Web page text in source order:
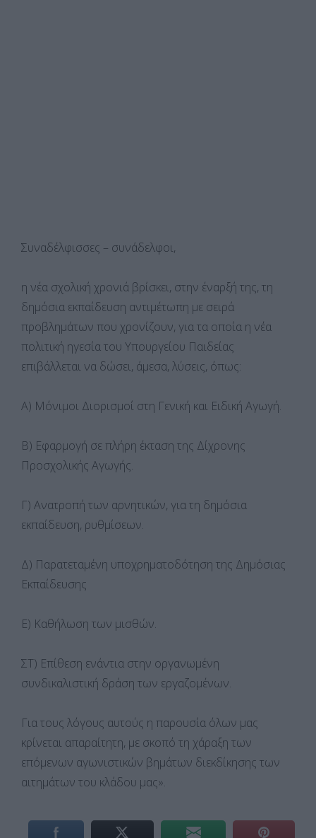
Συναδέλφισσες – συνάδελφοι,
η νέα σχολική χρονιά βρίσκει, στην έναρξή της, τη
δημόσια εκπαίδευση αντιμέτωπη με σειρά
προβλημάτων που χρονίζουν, για τα οποία η νέα
πολιτική ηγεσία του Υπουργείου Παιδείας
επιβάλλεται να δώσει, άμεσα, λύσεις, όπως:
Α) Μόνιμοι Διορισμοί στη Γενική και Ειδική Αγωγή.
Β) Εφαρμογή σε πλήρη έκταση της Δίχρονης
Προσχολικής Αγωγής.
Γ) Ανατροπή των αρνητικών, για τη δημόσια
εκπαίδευση, ρυθμίσεων.
Δ) Παρατεταμένη υποχρηματοδότηση της Δημόσιας
Εκπαίδευσης
Ε) Καθήλωση των μισθών.
ΣΤ) Επίθεση ενάντια στην οργανωμένη
συνδικαλιστική δράση των εργαζομένων.
Για τους λόγους αυτούς η παρουσία όλων μας
κρίνεται απαραίτητη, με σκοπό τη χάραξη των
επόμενων αγωνιστικών βημάτων διεκδίκησης των
αιτημάτων του κλάδου μας».